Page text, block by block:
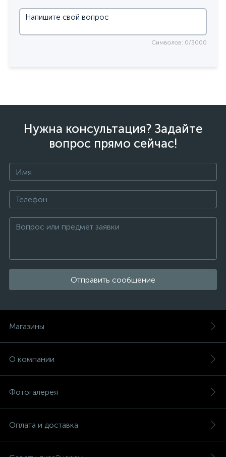
Символов: 0/3000
Нужна консультация? Задайте
вопрос прямо сейчас!
Отправить сообщение
Магазины
О компании
Фотогалерея
Оплата и доставка